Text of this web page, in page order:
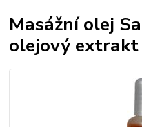
Masážní olej
olejový